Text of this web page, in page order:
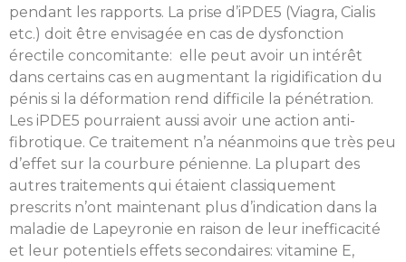
pendant les rapports. La prise d’iPDE5 (Viagra, Cialis
etc.) doit être envisagée en cas de dysfonction
érectile concomitante: elle peut avoir un intérêt
dans certains cas en augmentant la rigidification du
pénis si la déformation rend difficile la pénétration.
Les iPDE5 pourraient aussi avoir une action anti-
fibrotique. Ce traitement n’a néanmoins que très peu
d’effet sur la courbure pénienne. La plupart des
autres traitements qui étaient classiquement
prescrits n’ont maintenant plus d’indication dans la
maladie de Lapeyronie en raison de leur inefficacité
et leur potentiels effets secondaires: vitamine E,